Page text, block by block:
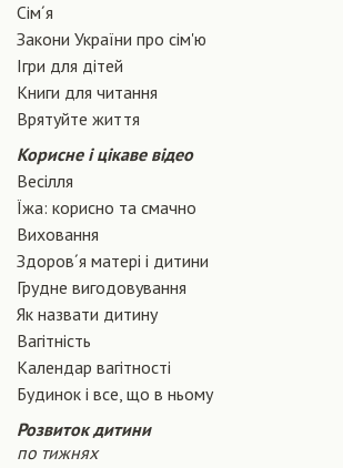
Сiм´я
Закони України про сiм'ю
Ігри для дітей
Книги для читання
Врятуйте життя
Корисне і цікаве відео
Весілля
Їжа: корисно та смачно
Виховання
Здоров´я матері і дитини
Грудне вигодовування
Як назвати дитину
Вагiтнiсть
Календар вагітності
Будинок і все, що в ньому
Розвиток дитини
по тижнях